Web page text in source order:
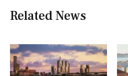
Related News